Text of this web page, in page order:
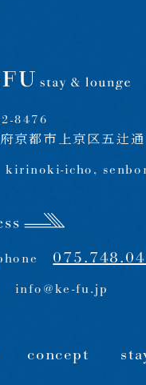
8476
京都市上京区五辻
kirinoki-icho,
info@ke-fu.jp
concept